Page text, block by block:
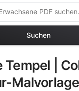
Suchen
|